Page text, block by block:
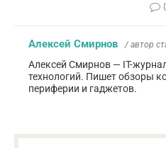
Алексей Смирнов / автор
Алексей Смирнов — IT-
технологий. Пишет обзоры
периферии и гаджетов.